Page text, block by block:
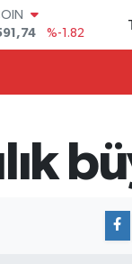
%0.02
%0.19
%0